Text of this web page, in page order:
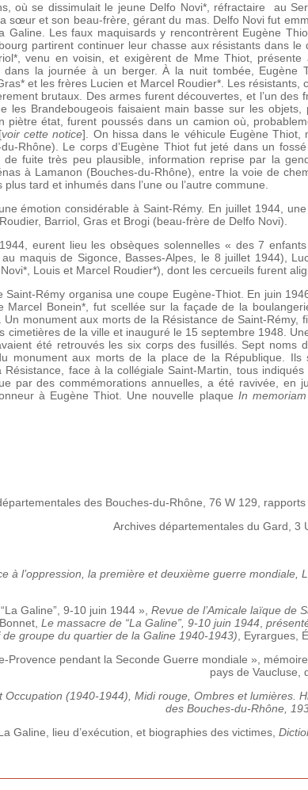
où se dissimulait le jeune Delfo Novi*, réfractaire au
sœur et son beau-frère, gérant du mas. Delfo Novi fut
Galine. Les faux maquisards y rencontrèrent Eugène
partirent continuer leur chasse aux résistants dans
venu en voisin, et exigèrent de Mme Thiot, présente
dans la journée à un berger. À la nuit tombée, Eugène
et les frères Lucien et Marcel Roudier*. Les résistants,
brutaux. Des armes furent découvertes, et l’un des
les Brandebougeois faisaient main basse sur les
piètre état, furent poussés dans un camion où,
voir cette notice]. On hissa dans le véhicule Eugène
Rhône). Le corps d’Eugène Thiot fut jeté dans un
de fuite très peu plausible, information reprise par la
à Lamanon (Bouches-du-Rhône), entre la voie de
tard et inhumés dans l’une ou l’autre commune.
émotion considérable à Saint-Rémy. En juillet 1944,
Barriol, Gras et Brogi (beau-frère de Delfo Novi).
eurent lieu les obsèques solennelles « des 7
maquis de Sigonce, Basses-Alpes, le 8 juillet 1944),
Louis et Marcel Roudier*), dont les cercueils furent
Rémy organisa une coupe Eugène-Thiot. En juin
Bonein*, fut scellée sur la façade de la
monument aux morts de la Résistance de Saint-Rémy,
cimetières de la ville et inauguré le 15 septembre 1948.
été retrouvés les six corps des fusillés. Sept noms
monument aux morts de la place de la République. Ils
Résistance, face à la collégiale Saint-Martin, tous
par des commémorations annuelles, a été ravivée, en
à Eugène Thiot. Une nouvelle plaque In memoriam
des Bouches-du-Rhône, 76 W 129,
Archives départementales du Gard, 3
à l’oppression, la première et deuxième guerre mondiale,
Galine”, 9-10 juin 1944 », Revue de l’Amicale laïque de
Le massacre de “La Galine”, 9-10 juin 1944
de groupe du quartier de la Galine 1940-1943) , Eyrargues,
Provence pendant la Seconde Guerre mondiale »,
pays de Vaucluse,
Occupation (1940-1944), Midi rouge, Ombres et lumières.
des Bouches-du-Rhône,
Galine, lieu d’exécution, et biographies des victimes,